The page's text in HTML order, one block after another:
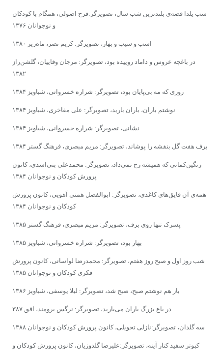
شب یلدا قصه‌ی بلندترین شب سال، تصویرگر:فرح اصولی، همگام با کودکان
و نوجوانان ۱۳۷۶
اسب و سیب و بهار، تصویرگر: کریم نصر، ماه‌ریز ۱۳۸۰
در باغچه عروس و داماد روییده بود، تصویرگر: مرجان وفاییان، گلشن‌راز
۱۳۸۲
روزی که مه بی‌پایان بود، تصویرگر: شراره خسروانی، شباویز ۱۳۸۴
نوشتم باران، باران بارید، تصویرگر: علی مفاخری، شباویز ۱۳۸۴
نشانی، تصویرگر: شراره خسروانی،‌ شباویز ۱۳۸۴
برف هفت گل بنفشه را پوشاند، تصویرگر: مریم مبصری، فرهنگ گستر ۱۳۸۴
رنگین‌‌کمانى که همیشه رخ نمى‌داد، تصویرگر: محمدعلى بنى‌اسدى، کانون
پرورش کودکان و نوجوانان ۱۳۸۴
همه‌ى آن قایق‌هاى کاغذى، تصویرگر: ابوالفضل همتى آهویى، کانون پرورش
کودکان و نوجوانان ۱۳۸۴
پسرک تنها روی برف، تصویرگر: مریم مبصری، فرهنگ گستر ۱۳۸۵
بهار بود، تصویرگر: شراره خسروانی، شباویز ۱۳۸۵
شب روز اول و صبح روز هفتم، تصویرگر: محمدرضا لواسانی، کانون پرورش
فکری کودکان و نوجوانان ۱۳۸۵
باز هم نوشتم صبح، صبح شد، تصویرگر: لیلا یوسفی، شباویز ۱۳۸۶
در باغ بزرگ باران مى‌بارید، تصویرگر: نرگس برومند، افق ۳۸۷
سه‌ گلدان، تصویرگر:نازلى تحویلى، کانون پرورش کودکان و نوجوانان ۱۳۸۸
کبوتر سفید کنار آینه، تصویرگر:علیرضا گلدوزیان، کانون پرورش کودکان و